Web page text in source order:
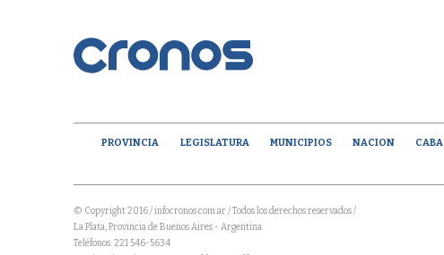
PROVINCIA LEGISLATURA MUNICIPIOS NACION CABA
© Copyright 2016 / infocronos.com.ar / Todos los derechos reservados /
La Plata, Provincia de Buenos Aires - Argentina
Teléfonos: 221 546-5634